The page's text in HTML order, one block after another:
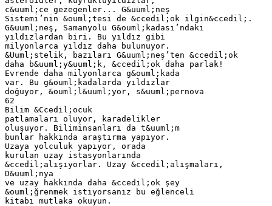
c&uuml;ce gezegenler... G&uuml;neş
Sistemi’nin &ouml;tesi de &ccedil;ok ilgin&ccedil;.
G&uuml;neş, Samanyolu G&ouml;kadası’ndaki
yıldızlardan biri. Bu yıldız gibi
milyonlarca yıldız daha bulunuyor.
&Uuml;stelik, bazıları G&uuml;neş’ten &ccedil;ok
daha b&uuml;y&uuml;k, &ccedil;ok daha parlak!
Evrende daha milyonlarca g&ouml;kada
var. Bu g&ouml;kadalarda yıldızlar
doğuyor, &ouml;l&uuml;yor, s&uuml;pernova
62
Bilim &Ccedil;ocuk
patlamaları oluyor, karadelikler
oluşuyor. Biliminsanları da t&uuml;m
bunlar hakkında araştırma yapıyor.
Uzaya yolculuk yapıyor, orada
kurulan uzay istasyonlarında
&ccedil;alışıyorlar. Uzay &ccedil;alışmaları,
D&uuml;nya
ve uzay hakkında daha &ccedil;ok şey
&ouml;ğrenmek istiyorsanız bu eğlenceli
kitabı mutlaka okuyun.